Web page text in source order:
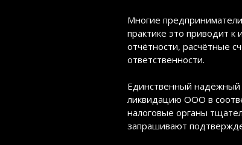
Многие
практике это приводит
отчётности, расчётные
ответственности.
Единственный надёжный
ликвидацию ООО в
налоговые органы
запрашивают